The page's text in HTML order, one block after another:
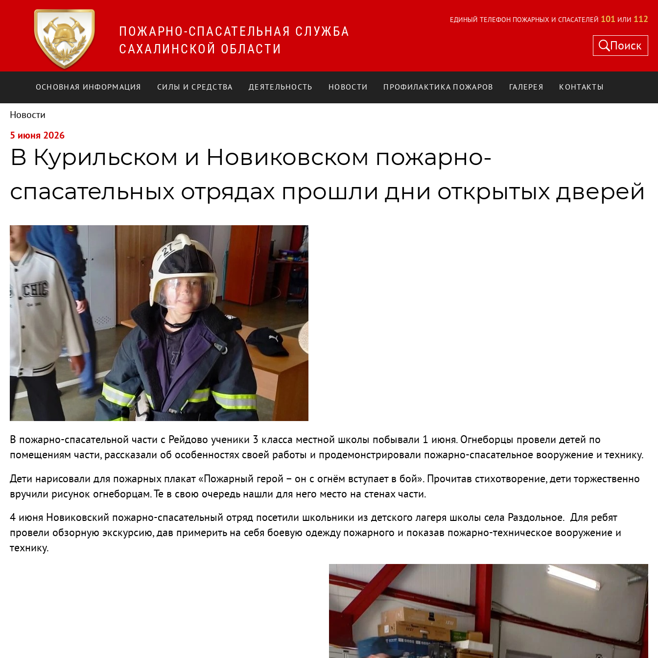
ПОЖАРНО-СПАСАТЕЛЬНАЯ СЛУЖБА
САХАЛИНСКОЙ ОБЛАСТИ
ЕДИНЫЙ ТЕЛЕФОН ПОЖАРНЫХ И СПАСАТЕЛЕЙ 101 ИЛИ 112
Поиск
ОСНОВНАЯ ИНФОРМАЦИЯ СИЛЫ И СРЕДСТВА ДЕЯТЕЛЬНОСТЬ НОВОСТИ ПРОФИЛАКТИКА ПОЖАРОВ ГАЛЕРЕЯ КОНТАКТЫ
Новости
В Курильском и Новиковском пожарно-
спасательных отрядах прошли дни открытых дверей
В пожарно-спасательной части с Рейдово ученики 3 класса местной школы побывали 1 июня. Огнеборцы провели детей по
помещениям части, рассказали об особенностях своей работы и продемонстрировали пожарно-спасательное вооружение и технику.
Дети нарисовали для пожарных плакат «Пожарный герой – он с огнём вступает в бой». Прочитав стихотворение, дети торжественно
вручили рисунок огнеборцам. Те в свою очередь нашли для него место на стенах части.
4 июня Новиковский пожарно-спасательный отряд посетили школьники из детского лагеря школы села Раздольное. Для ребят
провели обзорную экскурсию, дав примерить на себя боевую одежду пожарного и показав пожарно-техническое вооружение и
технику.
5 июня 2026